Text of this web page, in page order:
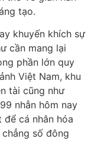
tạo.
khuyến khích sự
cần mang lại
phần lớn quy
Việt Nam, khu
tài cũng như
nhẫn hôm nay
cá nhân hóa
số đông